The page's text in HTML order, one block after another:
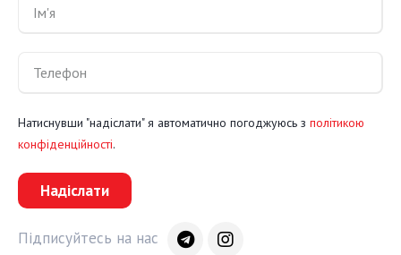
Натиснувши "надіслати" я автоматично погоджуюсь з політикою
конфіденційності.
Надіслати
Підписуйтесь на нас